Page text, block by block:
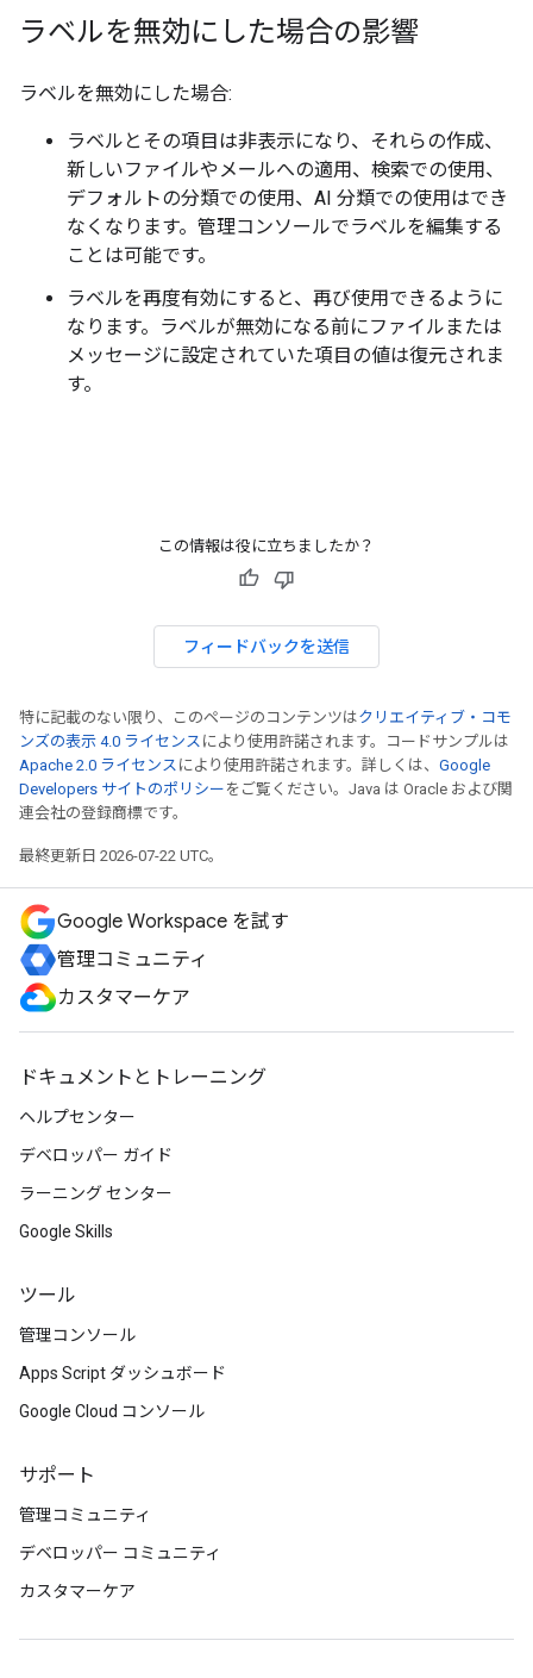
ラベルを無効にした場合の影響
ラベルを無効にした場合:
ラベルとその項目は非表示になり、それらの作成、
新しいファイルやメールへの適用、検索での使用、
デフォルトの分類での使用、AI 分類での使用はでき
なくなります。管理コンソールでラベルを編集する
ことは可能です。
ラベルを再度有効にすると、再び使用できるように
なります。ラベルが無効になる前にファイルまたは
メッセージに設定されていた項目の値は復元されま
す。
この情報は役に立ちましたか？
フィードバックを送信
特に記載のない限り、このページのコンテンツはクリエイティブ・コモ
ンズの表示 4.0 ライセンス により使用許諾されます。コードサンプルは
Apache 2.0 ライセンス により使用許諾されます。詳しくは、 Google
Developers サイトのポリシー をご覧ください。Java は Oracle および関
連会社の登録商標です。
最終更新日 2026-07-22 UTC。
Google Workspace を試す
管理コミュニティ
カスタマーケア
ドキュメントとトレーニング
ヘルプセンター
デベロッパー ガイド
ラーニング センター
Google Skills
ツール
管理コンソール
Apps Script ダッシュボード
Google Cloud コンソール
サポート
管理コミュニティ
デベロッパー コミュニティ
カスタマーケア